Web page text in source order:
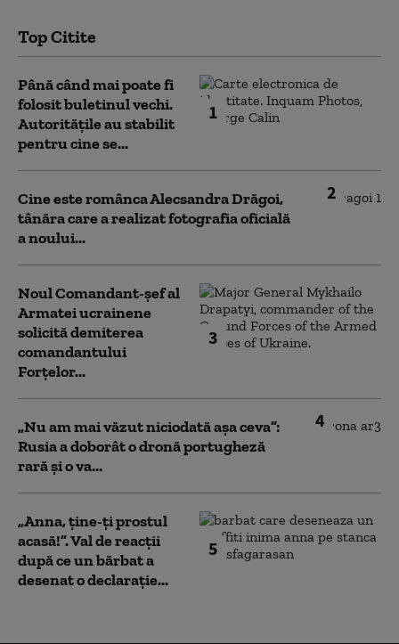
Top Citite
1
Până când mai poate fi
folosit buletinul vechi.
Autoritățile au stabilit
pentru cine se...
2
Cine este românca Alecsandra Drăgoi,
tânăra care a realizat fotografia oficială
a noului...
3
Noul Comandant-șef al
Armatei ucrainene
solicită demiterea
comandantului
Forțelor...
4
„Nu am mai văzut niciodată așa ceva”:
Rusia a doborât o dronă portugheză
rară și o va...
5
„Anna, ţine-ţi prostul
acasă!”. Val de reacții
după ce un bărbat a
desenat o declarație...